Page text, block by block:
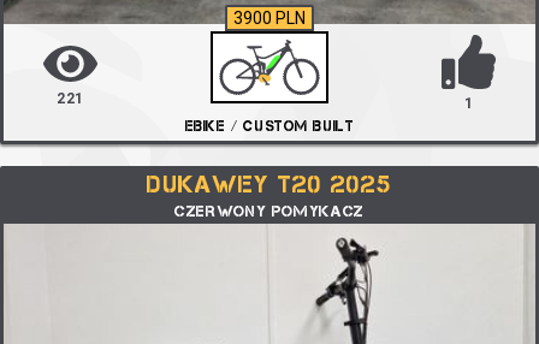
221
EBIKE / CUSTOM BUILT
1
3900 PLN
DUKAWEY T20 2025
CZERWONY POMYKACZ